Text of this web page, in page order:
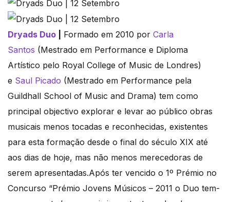
Dryads Duo Formado em 2010 por Carla
Santos (Mestrado em Performance e Diploma
Artístico pelo Royal College of Music de Londres)
e Saul Picado (Mestrado em Performance pela
Guildhall School of Music and Drama) tem como
principal objectivo explorar e levar ao público obras
musicais menos tocadas e reconhecidas, existentes
para esta formação desde o final do século XIX até
aos dias de hoje, mas não menos merecedoras de
serem apresentadas.Após ter vencido o 1º Prémio no
Concurso “Prémio Jovens Músicos – 2011 o Duo tem-